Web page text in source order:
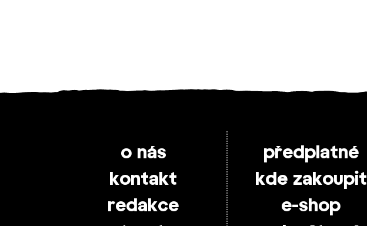
o nás
kontakt
redakce
předplatné
kde zakoupit
e-shop